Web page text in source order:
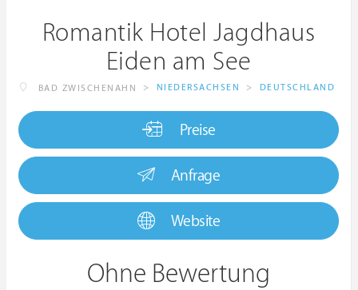
Romantik Hotel Jagdhaus
Eiden am See
BAD ZWISCHENAHN > NIEDERSACHSEN > DEUTSCHLAND
Preise
Anfrage
Website
Ohne Bewertung